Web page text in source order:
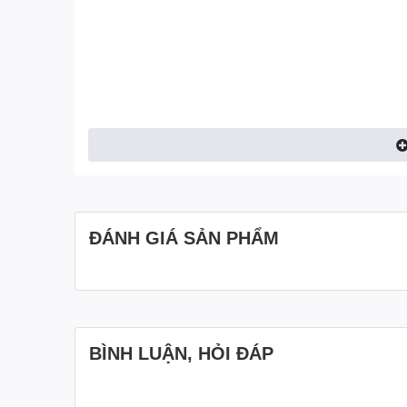
ĐÁNH GIÁ SẢN PHẨM
BÌNH LUẬN, HỎI ĐÁP